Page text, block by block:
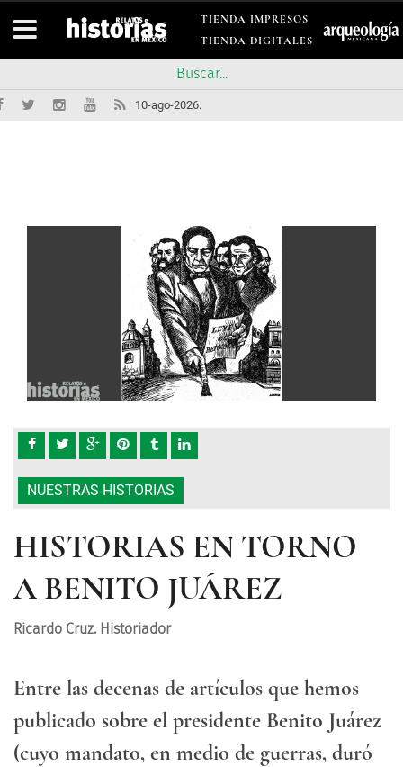
TIENDA IMPRESOS
TIENDA DIGITALES
10-ago-2026.
NUESTRAS HISTORIAS
HISTORIAS EN TORNO
A BENITO JUÁREZ
Ricardo Cruz. Historiador
Entre las decenas de artículos que hemos
publicado sobre el presidente Benito Juárez
(cuyo mandato, en medio de guerras, duró